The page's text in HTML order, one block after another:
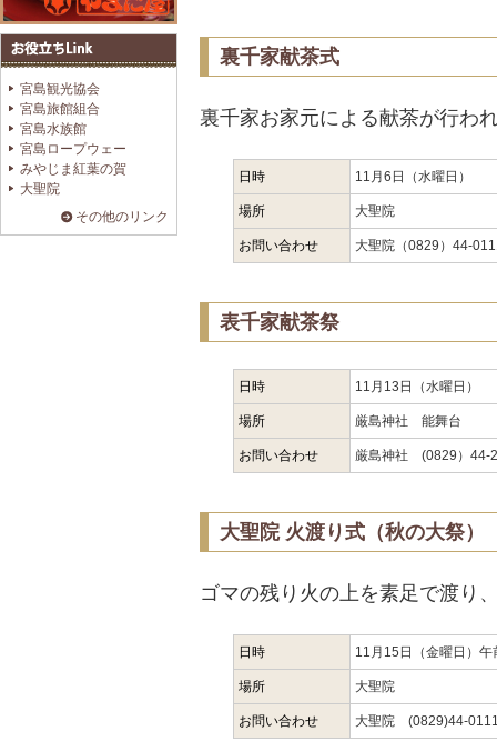
裏千家献茶式
裏千家お家元による献茶が行わ
日時 11月6日（水曜日）
場所 大聖院
お問い合わせ 大聖院（0829）44-
表千家献茶祭
日時 11月13日（水曜日）
場所 厳島神社 能舞台
お問い合わせ 厳島神社 (0829）44-
大聖院 火渡り式（秋の大祭）
ゴマの残り火の上を素足で渡り
日時 11月15日（金曜日）午
場所 大聖院
お問い合わせ 大聖院 (0829)44-
宮島観光協会
宮島旅館組合
宮島水族館
宮島ロープウェー
みやじま紅葉の賀
大聖院
その他のリンク